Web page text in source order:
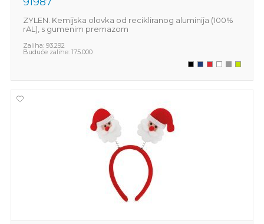
ZYLEN. Kemijska olovka od recikliranog aluminija (100%
rAL), s gumenim premazom
Zaliha: 93.292
Buduće zalihe: 175.000